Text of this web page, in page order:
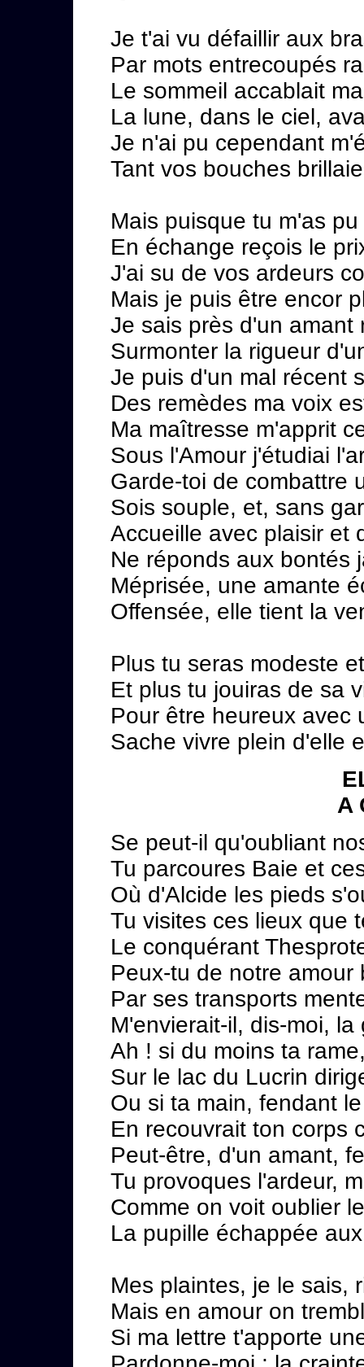
Je t'ai vu défaillir aux
Par mots entrecoupés
Le sommeil accablait
La lune, dans le ciel,
Je n'ai pu cependant
Tant vos bouches
Mais puisque tu m'as
En échange reçois le
J'ai su de vos ardeurs
Mais je puis être encor
Je sais près d'un amant
Surmonter la rigueur
Je puis d'un mal récent
Des remèdes ma voix
Ma maîtresse m'apprit
Sous l'Amour j'étudiai
Garde-toi de combattre
Sois souple, et, sans
Accueille avec plaisir et
Ne réponds aux bontés
Méprisée, une amante
Offensée, elle tient la
Plus tu seras modeste
Et plus tu jouiras de sa
Pour être heureux avec
Sache vivre plein d'elle
A
Se peut-il qu'oubliant
Tu parcoures Baie et
Où d'Alcide les pieds
Tu visites ces lieux que
Le conquérant
Peux-tu de notre
Par ses transports
M'envierait-il, dis-moi,
Ah ! si du moins ta
Sur le lac du Lucrin
Ou si ta main, fendant
En recouvrait ton corps
Peut-être, d'un amant,
Tu provoques l'ardeur,
Comme on voit oublier
La pupille échappée
Mes plaintes, je le sais,
Mais en amour on
Si ma lettre t'apporte